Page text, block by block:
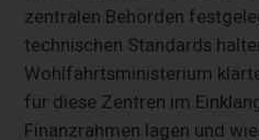
zentralen Behörden
technischen Standards
Wohlfahrtsministerium
für diese Zentren im
Finanzrahmen lagen und